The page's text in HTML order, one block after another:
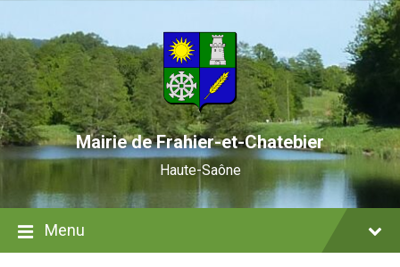
content
main
navigation
footer
Mairie de Frahier-et-Chatebier
Haute-Saône
Menu